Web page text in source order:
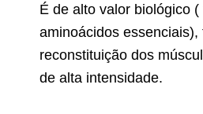
É de alto valor biológico
aminoácidos essenciais),
reconstituição dos
de alta intensidade.